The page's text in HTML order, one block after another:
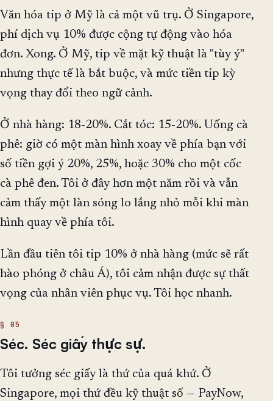
Văn hóa tip ở Mỹ là cả một vũ trụ. Ở Singapore,
phí dịch vụ 10% được cộng tự động vào hóa
đơn. Xong. Ở Mỹ, tip về mặt kỹ thuật là "tùy ý"
nhưng thực tế là bắt buộc, và mức tiền tip kỳ
vọng thay đổi theo ngữ cảnh.
Ở nhà hàng: 18-20%. Cắt tóc: 15-20%. Uống cà
phê: giờ có một màn hình xoay về phía bạn với
số tiền gợi ý 20%, 25%, hoặc 30% cho một cốc
cà phê đen. Tôi ở đây hơn một năm rồi và vẫn
cảm thấy một làn sóng lo lắng nhỏ mỗi khi màn
hình quay về phía tôi.
Lần đầu tiên tôi tip 10% ở nhà hàng (mức sẽ rất
hào phóng ở châu Á), tôi cảm nhận được sự thất
vọng của nhân viên phục vụ. Tôi học nhanh.
Séc. Séc giấy thực sự.
Tôi tưởng séc giấy là thứ của quá khứ. Ở
Singapore, mọi thứ đều kỹ thuật số — PayNow,